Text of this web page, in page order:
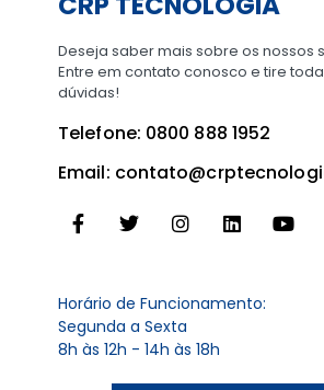
Deseja saber mais sobre os nossos
Entre em contato conosco e tire
dúvidas!
Telefone: 0800 888 1952
Email:
Horário de Funcionamento:
Segunda a Sexta
8h às 12h - 14h às 18h